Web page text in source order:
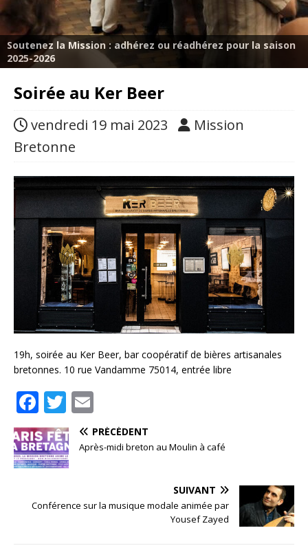
Soutenez la Mission : adhérez ou réadhérez pour la saison
2025-2026
Soirée au Ker Beer
vendredi 19 mai 2023
Mission
Bretonne
19h, soirée au Ker Beer, bar coopératif de bières artisanales
bretonnes. 10 rue Vandamme 75014, entrée libre
F
a
c
e
o
T
w
it
te
m
ai
PRÉCÉDENT
Après-midi breton au Moulin à café
SUIVANT
Conférence sur la musique modale animée par
Yousef Zayed